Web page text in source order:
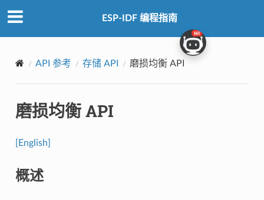
ESP-IDF 编程指南
API 参考 存储 API 磨损均衡 API
磨损均衡 API
[English]
概述